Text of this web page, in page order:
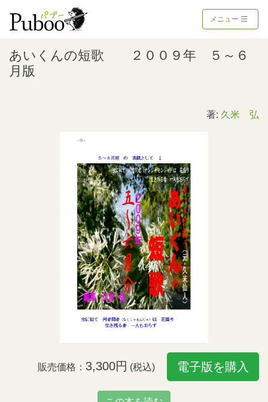
メニュー
あいくんの短歌 ２００９年 ５～６
月版
著: 久米 弘
販売価格： 3,300円 (税込) 電子版を購入